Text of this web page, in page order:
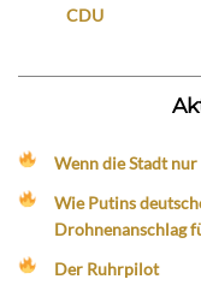
CDU
Wenn die Stadt
Wie Putins
Drohnenanschlag
Der Ruhrpilot